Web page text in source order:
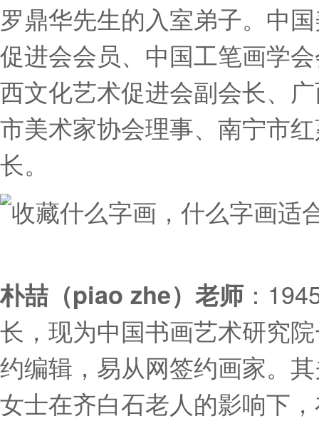
罗鼎华先生的入室弟子。中
促进会会员、中国工笔画学
西文化艺术促进会副会长、
市美术家协会理事、南宁市
长。
朴喆（piao zhe）老师 ：
长，现为中国书画艺术研究
约编辑，易从网签约画家。
女士在齐白石老人的影响下